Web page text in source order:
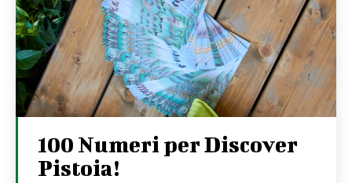
100 Numeri per Discover
Pistoia!